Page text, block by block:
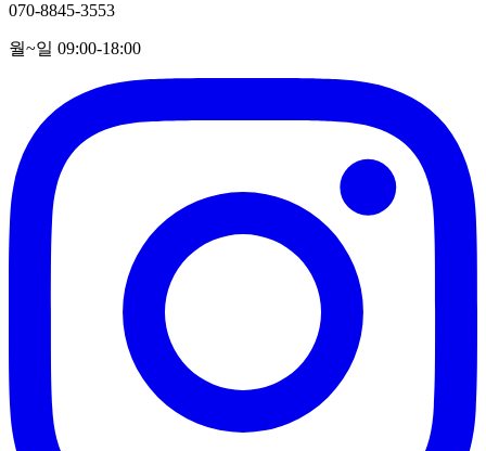
070-8845-3553
월~일 09:00-18:00